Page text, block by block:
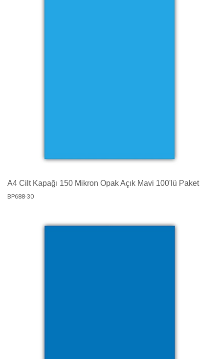
A4 Cilt Kapağı 150 Mikron Opak Açık Mavi 100'lü Paket
BP688-30